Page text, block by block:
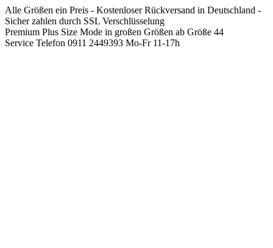
Springen
Sie
zum
Inhalt
Alle Größen ein Preis - Kostenloser Rückversand in Deutschland -
Sicher zahlen durch SSL Verschlüsselung
Premium Plus Size Mode in großen Größen ab Größe 44
Service Telefon 0911 2449393 Mo-Fr 11-17h